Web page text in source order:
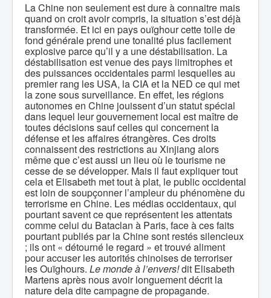
La Chine non seulement est dure à connaitre mais
quand on croit avoir compris, la situation s’est déjà
transformée. Et ici en pays ouïghour cette toile de
fond générale prend une tonalité plus facilement
explosive parce qu’il y a une déstabilisation. La
déstabilisation est venue des pays limitrophes et
des puissances occidentales parmi lesquelles au
premier rang les USA, la CIA et la NED ce qui met
la zone sous surveillance. En effet, les régions
autonomes en Chine jouissent d’un statut spécial
dans lequel leur gouvernement local est maître de
toutes décisions sauf celles qui concernent la
défense et les affaires étrangères. Ces droits
connaissent des restrictions au Xinjiang alors
même que c’est aussi un lieu où le tourisme ne
cesse de se développer. Mais il faut expliquer tout
cela et Elisabeth met tout à plat, le public occidental
est loin de soupçonner l’ampleur du phénomène du
terrorisme en Chine. Les médias occidentaux, qui
pourtant savent ce que représentent les attentats
comme celui du Bataclan à Paris, face à ces faits
pourtant publiés par la Chine sont restés silencieux
; ils ont « détourné le regard » et trouvé aliment
pour accuser les autorités chinoises de terroriser
les Ouïghours. Le monde à l’envers!dit Elisabeth
Martens après nous avoir longuement décrit la
nature dela dite campagne de propagande.